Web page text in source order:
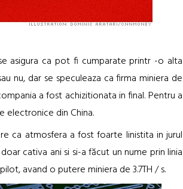
asigura ca pot fi cumparate printr -o alta
nu, dar se speculeaza ca firma miniera de
a fost achizitionata in final. Pentru a
electronice din China.
ca atmosfera a fost foarte linistita in jurul
cativa ani si si-a făcut un nume prin linia
avand o putere miniera de 3.7TH / s.